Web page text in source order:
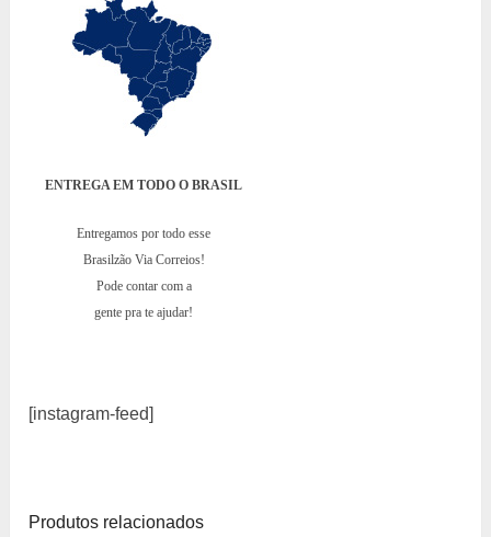
ENTREGA EM TODO O BRASIL
Entregamos por todo esse
Brasilzão Via Correios!
Pode contar com a
gente pra te ajudar!
[instagram-feed]
Produtos relacionados